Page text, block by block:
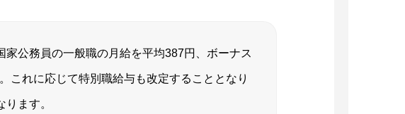
公務員の一般職の月給を平均387円、ボーナス
これに応じて特別職給与も改定することとなり
ます。